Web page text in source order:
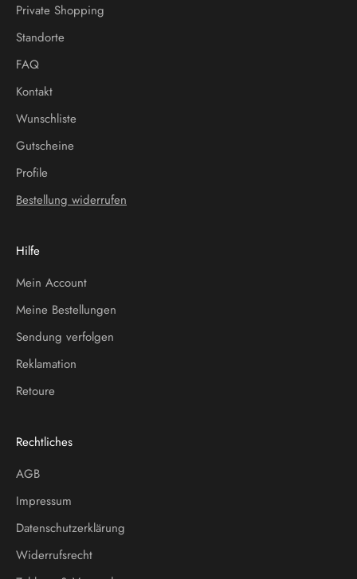
Private Shopping
Standorte
FAQ
Kontakt
Wunschliste
Gutscheine
Profile
Bestellung widerrufen
Hilfe
Mein Account
Meine Bestellungen
Sendung verfolgen
Reklamation
Retoure
Rechtliches
AGB
Impressum
Datenschutzerklärung
Widerrufsrecht